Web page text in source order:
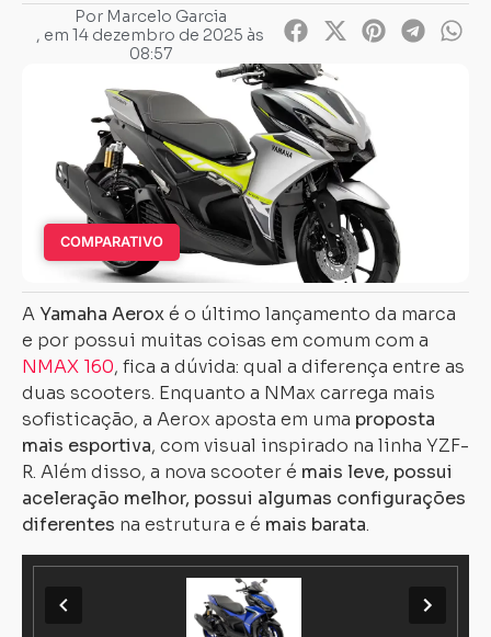
PorMarcelo Garcia
, em 14 dezembro de 2025 às
08:57
COMPARATIVO
A Yamaha Aeroxé o último lançamento da marca
e por possui muitas coisas em comum com a
NMAX 160, fica a dúvida: qual a diferença entre as
duas scooters. Enquanto a NMax carrega mais
sofisticação, a Aerox aposta em uma proposta
mais esportiva, com visual inspirado na linha YZF-
R. Além disso, a nova scooter é mais leve, possui
aceleração melhor, possui algumas configurações
diferentes na estrutura e é mais barata.